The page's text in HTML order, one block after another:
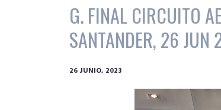
G. FINAL CIRCUITO
SANTANDER, 26 JUN
26 JUNIO, 2023